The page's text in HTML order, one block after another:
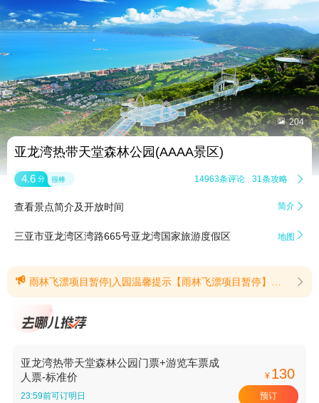
 204
亚龙湾热带天堂森林公园(AAAA景区)
4.6 分 很棒 14963条评论 31条攻略 
查看景点简介及开放时间 简介 
三亚市亚龙湾区湾路665号亚龙湾国家旅游度假区 地图 
 雨林飞漂项目暂停|入园温馨提示【雨林飞漂项目暂停】景区内部体验项目雨林飞漂因维修原因，暂停开放，恢复时间待定，给您带来不便，敬请谅解!(提示有效期2025/8/27至2026/12/31)【入园温馨提示】公园山高路陡野生动物较多，为保证游客安全， 公园于每日16:00关闭登山道(如遇雷雨天气将全天候关闭登山道)。因登山往返至少需要4小时，建议每日13:00后入园的游客购买游览车票或改期前来景区登山游览。给您带来的不便，敬请谅解！线上仅提供售卖门车组合票、套票，不提供单独大门票售卖，景区线下现场售票点常态提供单独大门票、门车组合票、套票等购票选项，游客可根据自身需求自主选择。(提示有效期2026/5/1至2026/9/30) 
亚龙湾热带天堂森林公园门票+游览车票成
人票-标准价
23:59前可订明日
¥ 130
预订
